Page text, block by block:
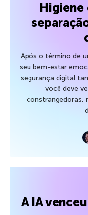
Higiene
Após o término de
seu bem-estar
segurança digital
você deve
constrangedoras,
A IA